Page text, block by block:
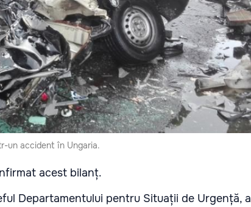
un accident în Ungaria.
acest bilanț.
Departamentului pentru Situații de Urgență, a